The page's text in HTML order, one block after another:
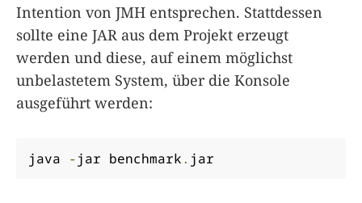
Intention von JMH entsprechen. Stattdessen
sollte eine JAR aus dem Projekt erzeugt
werden und diese, auf einem möglichst
unbelastetem System, über die Konsole
ausgeführt werden:
java -jar benchmark. jar